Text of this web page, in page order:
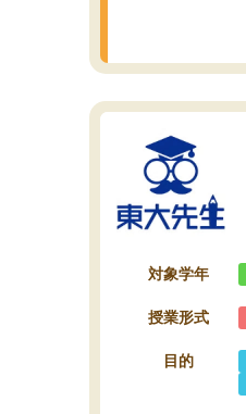
対象学年
授業形式
目的